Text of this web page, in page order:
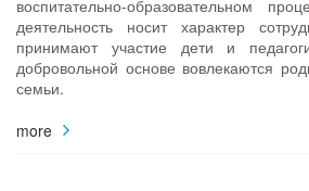
воспитательно-образовательном
деятельность носит характер
принимают участие дети и
добровольной основе вовлекаются
семьи.
more